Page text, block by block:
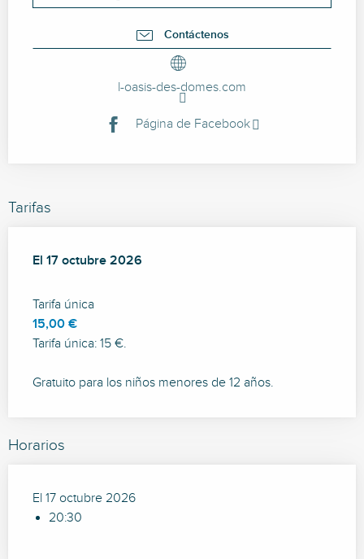
Contáctenos
l-oasis-des-domes.com
Página de Facebook
Tarifas
El 17 octubre 2026
El 17 octubre 2026
Tarifa única
15,00 €
Tarifa única: 15 €.
Gratuito para los niños menores de 12 años.
Horarios
El 17 octubre 2026
20:30